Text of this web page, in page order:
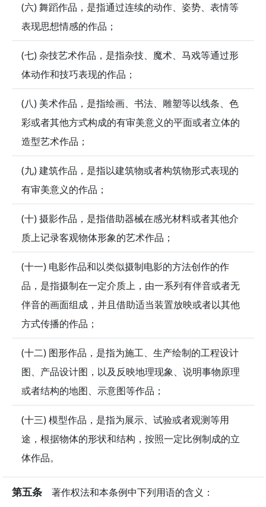
(六) 舞蹈作品，是指通过连续的动作、姿势、表情等
表现思想情感的作品；
(七) 杂技艺术作品，是指杂技、魔术、马戏等通过形
体动作和技巧表现的作品；
(八) 美术作品，是指绘画、书法、雕塑等以线条、色
彩或者其他方式构成的有审美意义的平面或者立体的
造型艺术作品；
(九) 建筑作品，是指以建筑物或者构筑物形式表现的
有审美意义的作品；
(十) 摄影作品，是指借助器械在感光材料或者其他介
质上记录客观物体形象的艺术作品；
(十一) 电影作品和以类似摄制电影的方法创作的作
品，是指摄制在一定介质上，由一系列有伴音或者无
伴音的画面组成，并且借助适当装置放映或者以其他
方式传播的作品；
(十二) 图形作品，是指为施工、生产绘制的工程设计
图、产品设计图，以及反映地理现象、说明事物原理
或者结构的地图、示意图等作品；
(十三) 模型作品，是指为展示、试验或者观测等用
途，根据物体的形状和结构，按照一定比例制成的立
体作品。
第五条 著作权法和本条例中下列用语的含义：